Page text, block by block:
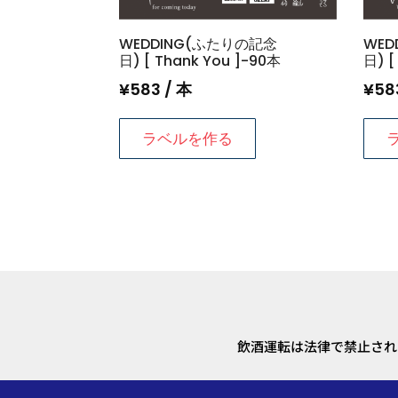
WEDDING(ふたりの記念
日) [ Thank You ]-90本
¥583 / 本
ラベルを作る
日)
¥
飲酒運転は法律で禁止さ